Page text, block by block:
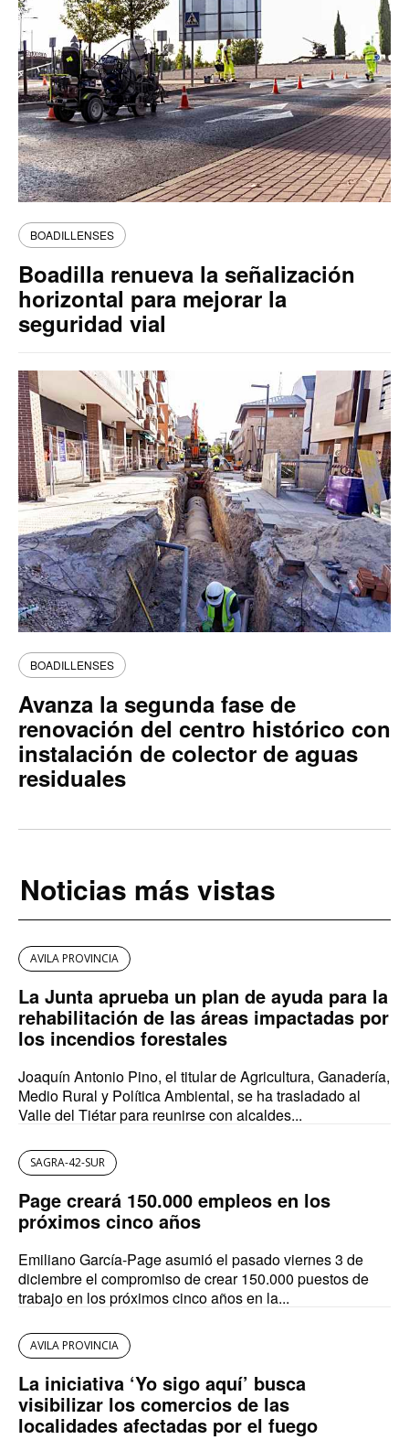
BOADILLENSES
Boadilla renueva la señalización
horizontal para mejorar la
seguridad vial
BOADILLENSES
Avanza la segunda fase de
renovación del centro histórico con
instalación de colector de aguas
residuales
Noticias más vistas
AVILA PROVINCIA
La Junta aprueba un plan de ayuda para la
rehabilitación de las áreas impactadas por
los incendios forestales
Joaquín Antonio Pino, el titular de Agricultura, Ganadería,
Medio Rural y Política Ambiental, se ha trasladado al
Valle del Tiétar para reunirse con alcaldes...
SAGRA-42-SUR
Page creará 150.000 empleos en los
próximos cinco años
Emiliano García-Page asumió el pasado viernes 3 de
diciembre el compromiso de crear 150.000 puestos de
trabajo en los próximos cinco años en la...
AVILA PROVINCIA
La iniciativa ‘Yo sigo aquí’ busca
visibilizar los comercios de las
localidades afectadas por el fuego